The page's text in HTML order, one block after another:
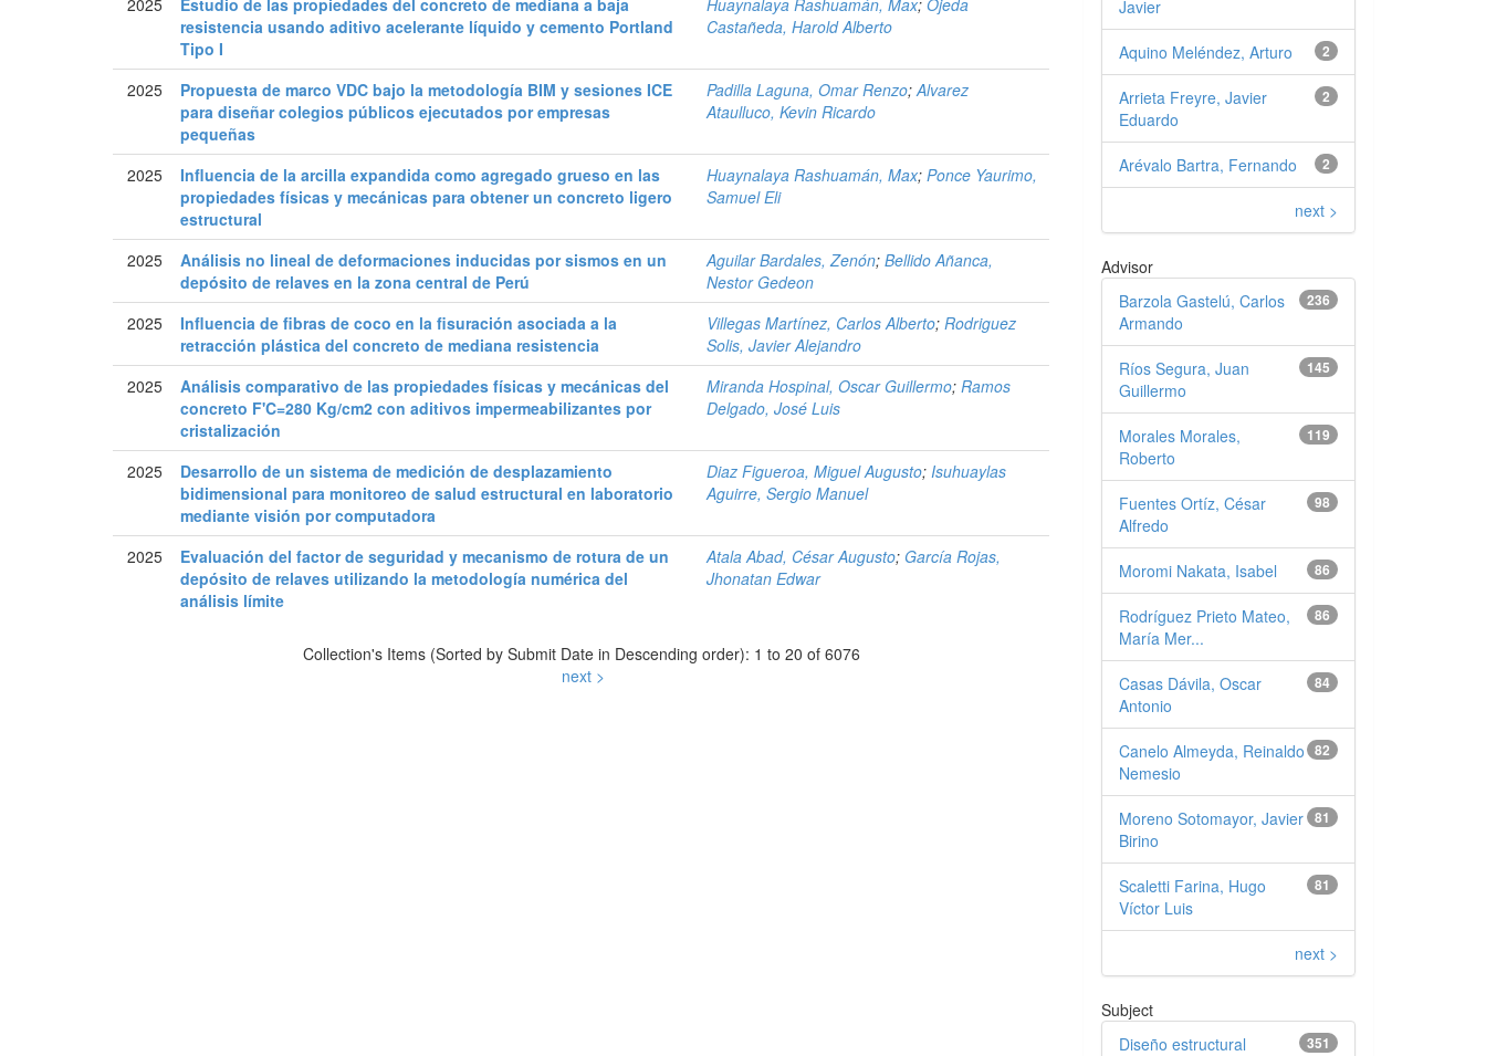
resistencia usando aditivo acelerante líquido y cemento Portland
Tipo I
Castañeda, Harold Alberto
2025
Propuesta de marco VDC bajo la metodología BIM y sesiones ICE
para diseñar colegios públicos ejecutados por empresas
pequeñas
Padilla Laguna, Omar Renzo;Alvarez
Ataulluco, Kevin Ricardo
2025
Influencia de la arcilla expandida como agregado grueso en las
propiedades físicas y mecánicas para obtener un concreto ligero
estructural
Huaynalaya Rashuamán, Max;Ponce Yaurimo,
Samuel Eli
2025
Análisis no lineal de deformaciones inducidas por sismos en un
depósito de relaves en la zona central de Perú
Aguilar Bardales, Zenón;Bellido Añanca,
Nestor Gedeon
2025
Influencia de fibras de coco en la fisuración asociada a la
retracción plástica del concreto de mediana resistencia
Villegas Martínez, Carlos Alberto; Rodriguez
Solis, Javier Alejandro
2025
Análisis comparativo de las propiedades físicas y mecánicas del
concreto F'C=280 Kg/cm2 con aditivos impermeabilizantes por
cristalización
Miranda Hospinal, Oscar Guillermo; Ramos
Delgado, José Luis
2025
Desarrollo de un sistema de medición de desplazamiento
bidimensional para monitoreo de salud estructural en laboratorio
mediante visión por computadora
Diaz Figueroa, Miguel Augusto; Isuhuaylas
Aguirre, Sergio Manuel
2025
Evaluación del factor de seguridad y mecanismo de rotura de un
depósito de relaves utilizando la metodología numérica del
análisis límite
Atala Abad, César Augusto; García Rojas,
Jhonatan Edwar
Collection's Items (Sorted by Submit Date in Descending order): 1 to 20 of 6076
next >
Javier
2
Aquino Meléndez, Arturo
2
Arrieta Freyre, Javier
Eduardo
2
Arévalo Bartra, Fernando
next >
Advisor
236
Barzola Gastelú, Carlos
Armando
145
Ríos Segura, Juan
Guillermo
119
Morales Morales,
Roberto
98
Fuentes Ortíz, César
Alfredo
86
Moromi Nakata, Isabel
86
Rodríguez Prieto Mateo,
María Mer...
84
Casas Dávila, Oscar
Antonio
82
Canelo Almeyda, Reinaldo
Nemesio
81
Moreno Sotomayor, Javier
Birino
81
Scaletti Farina, Hugo
Víctor Luis
next >
Subject
351
Diseño estructural